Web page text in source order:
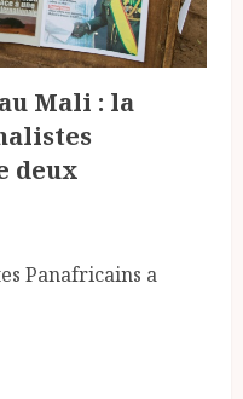
Mali : la
deux
Panafricains a